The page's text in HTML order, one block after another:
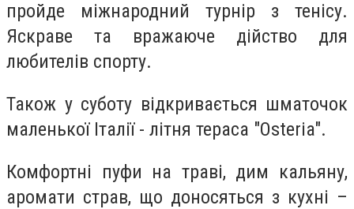
пройде міжнародний турнір з тенісу.
Яскраве та вражаюче дійство для
любителів спорту.
Також у суботу відкривається шматочок
маленької Італії - літня тераса "Osteria".
Комфортні пуфи на траві, дим кальяну,
аромати страв, що доносяться з кухні –